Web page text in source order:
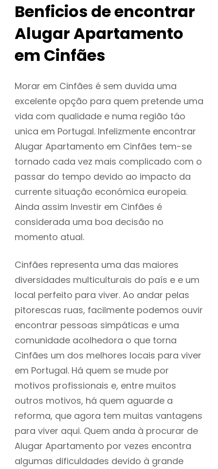
Benficios de encontrar
Alugar Apartamento
em Cinfães
Morar em Cinfães é sem duvida uma
excelente opção para quem pretende uma
vida com qualidade e numa região táo
unica em Portugal. Infelizmente encontrar
Alugar Apartamento em Cinfães tem-se
tornado cada vez mais complicado com o
passar do tempo devido ao impacto da
currente situação económica europeia.
Ainda assim Investir em Cinfães é
considerada uma boa decisão no
momento atual.
Cinfães representa uma das maiores
diversidades multiculturais do país e e um
local perfeito para viver. Ao andar pelas
pitorescas ruas, facilmente podemos ouvir
encontrar pessoas simpáticas e uma
comunidade acolhedora o que torna
Cinfães um dos melhores locais para viver
em Portugal. Há quem se mude por
motivos profissionais e, entre muitos
outros motivos, há quem aguarde a
reforma, que agora tem muitas vantagens
para viver aqui. Quem anda à procurar de
Alugar Apartamento por vezes encontra
algumas dificuldades devido à grande